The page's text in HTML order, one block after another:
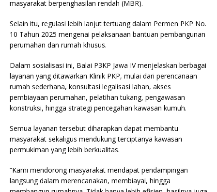
masyarakat berpenghasilan rendah (MBR).
Selain itu, regulasi lebih lanjut tertuang dalam Permen PKP No.
10 Tahun 2025 mengenai pelaksanaan bantuan pembangunan
perumahan dan rumah khusus.
Dalam sosialisasi ini, Balai P3KP Jawa IV menjelaskan berbagai
layanan yang ditawarkan Klinik PKP, mulai dari perencanaan
rumah sederhana, konsultasi legalisasi lahan, akses
pembiayaan perumahan, pelatihan tukang, pengawasan
konstruksi, hingga strategi pencegahan kawasan kumuh.
Semua layanan tersebut diharapkan dapat membantu
masyarakat sekaligus mendukung terciptanya kawasan
permukiman yang lebih berkualitas.
“Kami mendorong masyarakat mendapat pendampingan
langsung dalam merencanakan, membiayai, hingga